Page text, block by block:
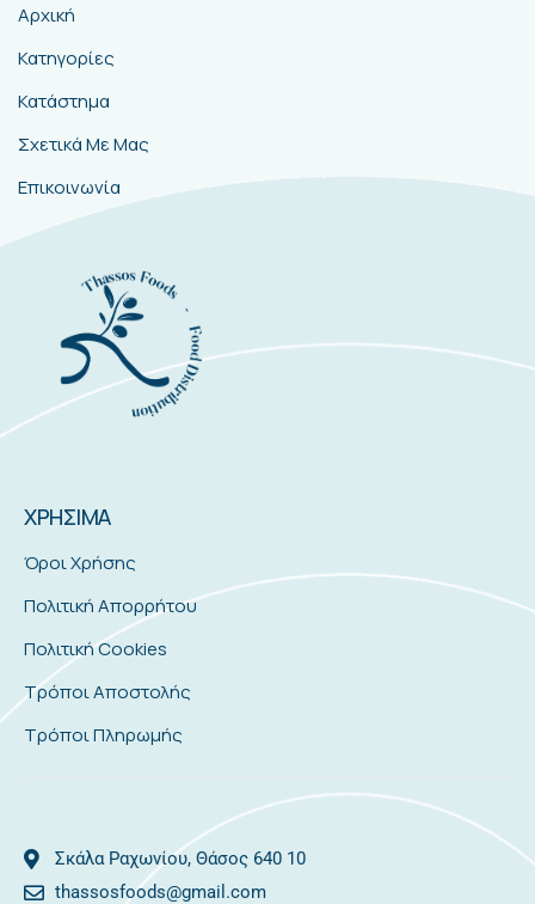
Αρχική
Κατηγορίες
Κατάστημα
Σχετικά Με Μας
Επικοινωνία
ΧΡΗΣΙΜΑ
Όροι Χρήσης
Πολιτική Απορρήτου
Πολιτική Cookies
Τρόποι Αποστολής
Τρόποι Πληρωμής
Σκάλα Ραχωνίου, Θάσος 640 10
thassosfoods@gmail.com